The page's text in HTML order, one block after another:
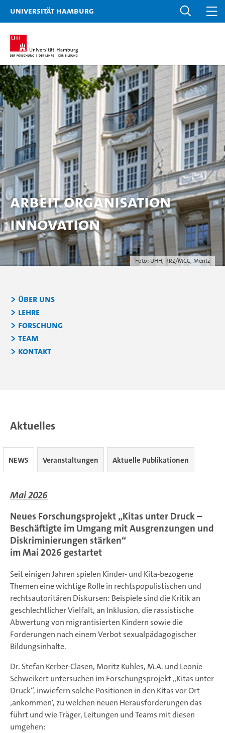
Universität Hamburg
Foto: UHH, RRZ/MCC, Mentz
Arbeit Organisation
Innovation
Über uns
Lehre
Forschung
Team
Kontakt
Aktuelles
NEWS Veranstaltungen Aktuelle Publikationen
Mai 2026
Neues Forschungsprojekt „Kitas unter Druck –
Beschäftigte im Umgang mit Ausgrenzungen und
Diskriminierungen stärken“
im Mai 2026 gestartet
Seit einigen Jahren spielen Kinder- und Kita-bezogene
Themen eine wichtige Rolle in rechtspopulistischen und
rechtsautoritären Diskursen: Beispiele sind die Kritik an
geschlechtlicher Vielfalt, an Inklusion, die rassistische
Abwertung von migrantisierten Kindern sowie die
Forderungen nach einem Verbot sexualpädagogischer
Bildungsinhalte.
Dr. Stefan Kerber-Clasen, Moritz Kuhles, M.A. und Leonie
Schweikert untersuchen im Forschungsprojekt „Kitas unter
Druck“, inwiefern solche Positionen in den Kitas vor Ort
‚ankommen‘, zu welchen neuen Herausforderungen das
führt und wie Träger, Leitungen und Teams mit diesen
umgehen: